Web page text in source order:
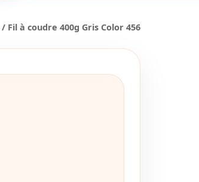
/ Fil à coudre 400g Gris Color 456